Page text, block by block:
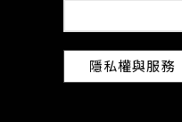
隱私權與服務